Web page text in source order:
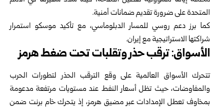
المتحدة على ضرورة تقديم ضمانات أمنية.
كما برز دعم روسي للمسار الدبلوماسي، مع تأكيد موسكو استمرار
شراكتها الاستراتيجية مع إيران.
الأسواق: ترقب حذر وتقلبات تحت ضغط هرمز
تتحرك الأسواق العالمية على وقع الترقب الحذر لتطورات الحرب
والمفاوضات، حيث تظل أسعار النفط عند مستويات مرتفعة مدعومة
بمخاوف تعطل الإمدادات عبر مضيق هرمز، إذ يتحرك خام برنت ضمن